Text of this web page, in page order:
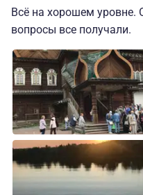
Всё на хорошем уровне.
вопросы все получали.